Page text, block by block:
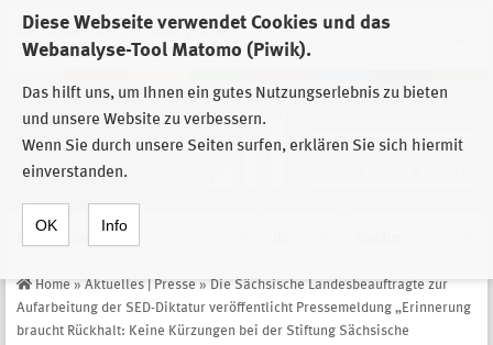
Diese Webseite verwendet Cookies und das
Webanalyse-Tool Matomo (Piwik).
Das hilft uns, um Ihnen ein gutes Nutzungserlebnis zu bieten
und unsere Website zu verbessern.
Wenn Sie durch unsere Seiten surfen, erklären Sie sich hiermit
einverstanden.
OK Info
Zur Auswahl der Einrichtungen der
Stiftung Sächsische Gedenkstätten
Home » Aktuelles | Presse » Die Sächsische Landesbeauftragte zur
Aufarbeitung der SED-Diktatur veröffentlicht Pressemeldung „Erinnerung
braucht Rückhalt: Keine Kürzungen bei der Stiftung Sächsische